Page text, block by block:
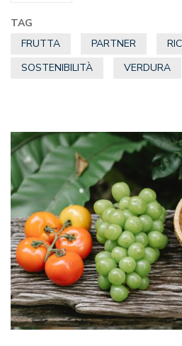
TAG
FRUTTA
PARTNER
SOSTENIBILITÀ
VERDURA